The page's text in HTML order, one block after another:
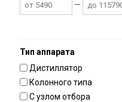
—
Тип аппарата
Дистиллятор
Колонного типа
С узлом отбора